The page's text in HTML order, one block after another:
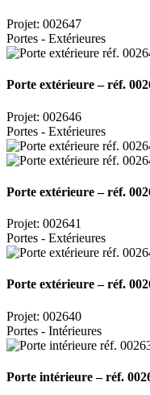
Projet: 002647
Portes - Extérieures
Porte extérieure – réf.
Projet: 002646
Portes - Extérieures
Porte extérieure – réf.
Projet: 002641
Portes - Extérieures
Porte extérieure – réf.
Projet: 002640
Portes - Intérieures
Porte intérieure – réf.